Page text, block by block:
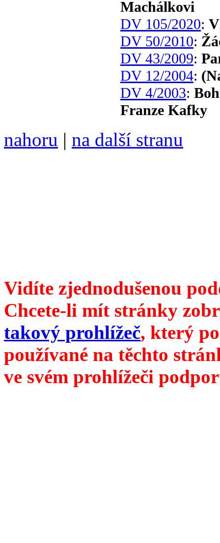
Machálkovi
DV 105/2020:
DV 50/2010:
DV 43/2009:
DV 12/2004:
DV 4/2003:
Franze Kafky
nahoru | na další stranu
Vidíte zjednodušenou
Chcete-li mít stránky
takový prohlížeč, který
používané na těchto
ve svém prohlížeči